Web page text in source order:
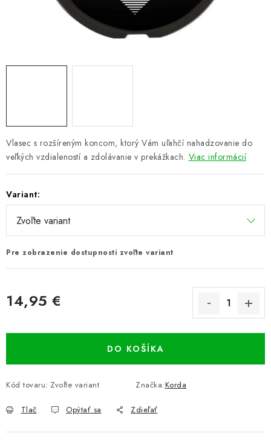
PRÍVLAČ
PRÚTY
KONTAKTY
ZNAČKY
Navštívte našu predajňu vo Dvoroch nad Žitavou »
Vlasec s rozšíreným koncom, ktorý Vám uľahčí nahadzovanie do
veľkých vzdialeností a zdolávanie v prekážkach. Viac informácií
Variant:
Pre zobrazenie dostupnosti zvoľte variant
14,95 €
DO KOŠÍKA
Kód tovaru: Zvoľte variant Značka:Korda
Tlač Opýtať sa Zdieľať